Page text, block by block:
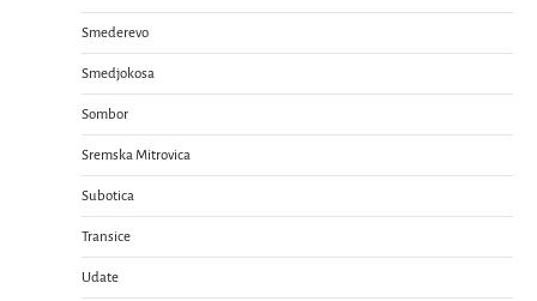
Smederevo
Smedjokosa
Sombor
Sremska Mitrovica
Subotica
Transice
Udate